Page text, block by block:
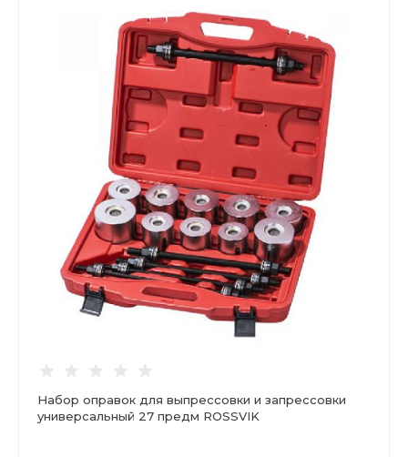
Набор оправок для выпрессовки и запрессовки
универсальный 27 предм ROSSVIK